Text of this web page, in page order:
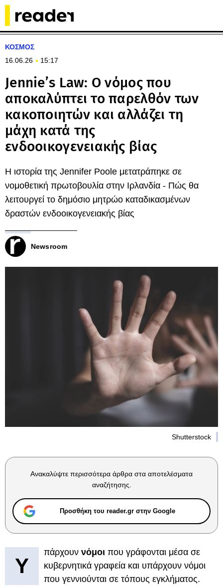
ΚΟΣΜΟΣ
16.06.26
15:17
Jennie’s Law: Ο νόμος που
αποκαλύπτει το παρελθόν των
κακοποιητών και αλλάζει τη
μάχη κατά της
ενδοοικογενειακής βίας
Η ιστορία της Jennifer Poole μετατράπηκε σε
νομοθετική πρωτοβουλία στην Ιρλανδία - Πώς θα
λειτουργεί το δημόσιο μητρώο καταδικασμένων
δραστών ενδοοικογενειακής βίας
Newsroom
Shutterstock
Ανακαλύψτε περισσότερα άρθρα στα αποτελέσματα
αναζήτησης.
Προσθήκη του reader.gr στην Google
Υ
πάρχουν νόμοι που γράφονται μέσα σε
κυβερνητικά γραφεία και υπάρχουν νόμοι
που γεννιούνται σε τόπους εγκλήματος.